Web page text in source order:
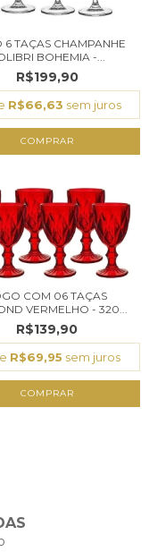
6 TAÇAS CHAMPANHE
BOHEMIA -...
R$199,90
R$66,63 sem juros
COMPRAR
COM 06 TAÇAS
VERMELHO - 320...
R$139,90
R$69,95 sem juros